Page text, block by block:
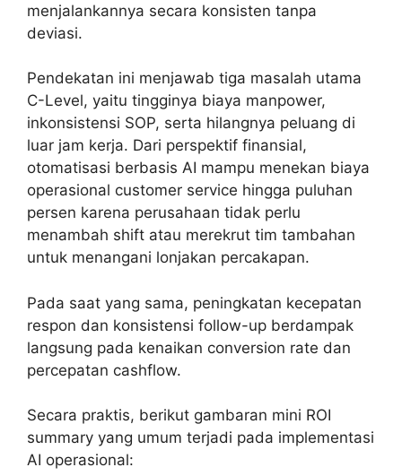
menjalankannya secara konsisten tanpa
deviasi.
Pendekatan ini menjawab tiga masalah utama
C-Level, yaitu tingginya biaya manpower,
inkonsistensi SOP, serta hilangnya peluang di
luar jam kerja. Dari perspektif finansial,
otomatisasi berbasis AI mampu menekan biaya
operasional customer service hingga puluhan
persen karena perusahaan tidak perlu
menambah shift atau merekrut tim tambahan
untuk menangani lonjakan percakapan.
Pada saat yang sama, peningkatan kecepatan
respon dan konsistensi follow-up berdampak
langsung pada kenaikan conversion rate dan
percepatan cashflow.
Secara praktis, berikut gambaran mini ROI
summary yang umum terjadi pada implementasi
AI operasional: